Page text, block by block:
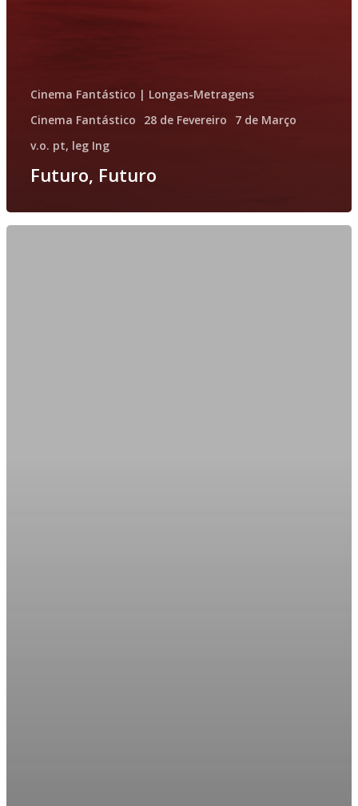
Cinema Fantástico | Longas-Metragens
Cinema Fantástico
28 de Fevereiro
7 de Março
v.o. pt, leg Ing
Futuro, Futuro